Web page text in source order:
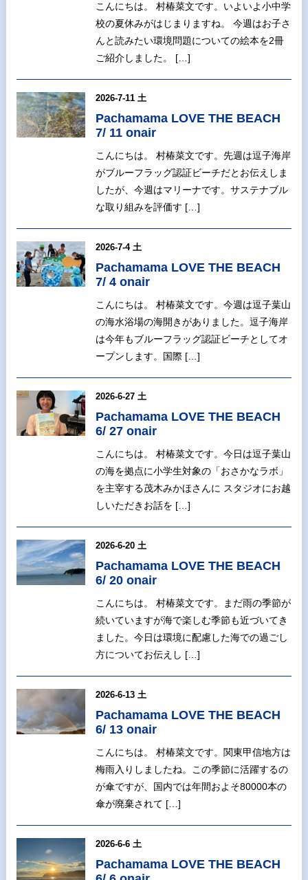
こんにちは。 村椿菜文です。いよいよ小中学
校の夏休みがはじまりますね。 今週はお子さ
んと読みたい環境問題についての絵本を2冊
ご紹介しました。 […]
2026-7-11 土
Pachamama LOVE THE BEACH
7/ 11 onair
こんにちは。 村椿菜文です。先週は逗子海岸
がブルーフラッグ認証ビーチだとお伝えしま
したが、今週はマリーナです。サステナブル
な取り組みを評価す […]
2026-7-4 土
Pachamama LOVE THE BEACH
7/ 4 onair
こんにちは。 村椿菜文です。今週は逗子葉山
の海水浴場の海開きがありました。逗子海岸
は今年もブルーフラッグ認証ビーチとしてオ
ープンします。国際 […]
2026-6-27 土
Pachamama LOVE THE BEACH
6/ 27 onair
こんにちは。 村椿菜文です。今日は逗子葉山
の海を拠点に小学生対象の「おさかなラボ」
を主宰する茂木みかほさんに スタジオにお越
しいただきお話を […]
2026-6-20 土
Pachamama LOVE THE BEACH
6/ 20 onair
こんにちは。 村椿菜文です。まだ雨の季節が
続いていますが海で楽しむ季節も近づいてき
ました。今日は環境に配慮した海での過ごし
方についてお伝えし […]
2026-6-13 土
Pachamama LOVE THE BEACH
6/ 13 onair
こんにちは。 村椿菜文です。関東甲信地方は
梅雨入りしましたね。この季節に活躍するの
が傘ですが、国内では年間およそ80000本の
傘が廃棄されて […]
2026-6-6 土
Pachamama LOVE THE BEACH